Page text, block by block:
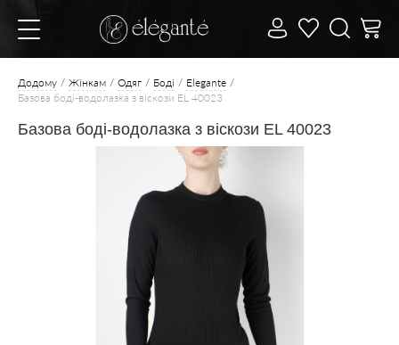
Додому Жінкам Одяг Боді
Elegante
Базова боді-водолазка з віскози EL 40023
Базова боді-водолазка з віскози EL 40023